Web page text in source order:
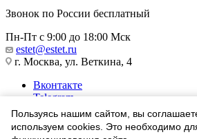
Звонок по России бесплатный
Пн-Пт с 9:00 до 18:00 Мск
estet@estet.ru
г. Москва, ул. Веткина, 4
Вконтакте
Telegram
Одноклассники
WhatsApp
Пользуясь нашим сайтом, вы
используем cookies. Это необходимо